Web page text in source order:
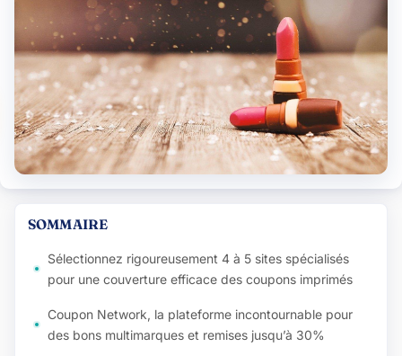
SOMMAIRE
Sélectionnez rigoureusement 4 à 5 sites spécialisés
pour une couverture efficace des coupons imprimés
Coupon Network, la plateforme incontournable pour
des bons multimarques et remises jusqu’à 30%